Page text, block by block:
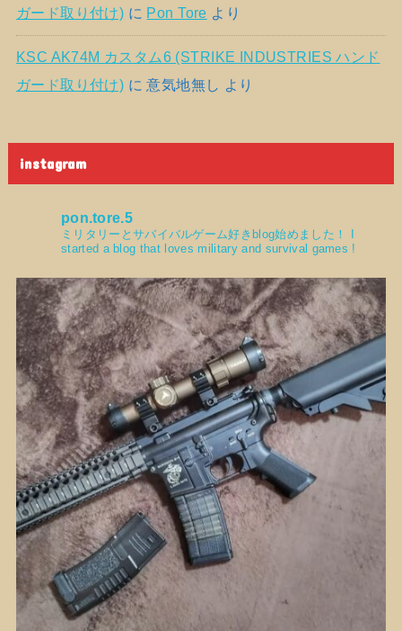
ガード取り付け) に Pon Tore より
KSC AK74M カスタム6 (STRIKE INDUSTRIES ハンド
ガード取り付け) に意気地無し より
instagram
pon.tore.5
ミリタリーとサバイバルゲーム好きblog始めました！
started a blog that loves military and survival games !